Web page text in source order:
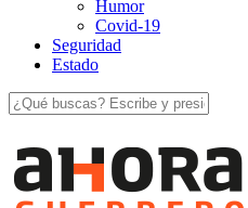
Humor
Covid-19
Seguridad
Estado